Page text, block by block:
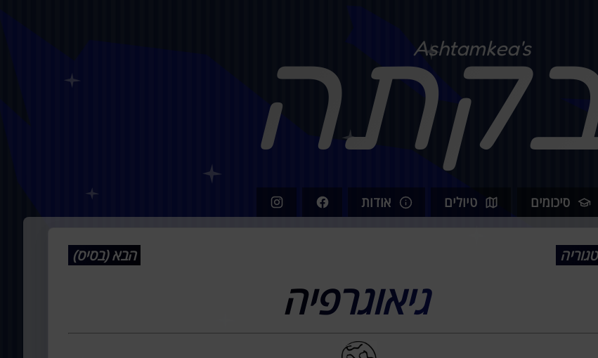
Ashtamkea's
סיכומים טיולים אודות
הבא (בסיס)
גיאוגרפיה